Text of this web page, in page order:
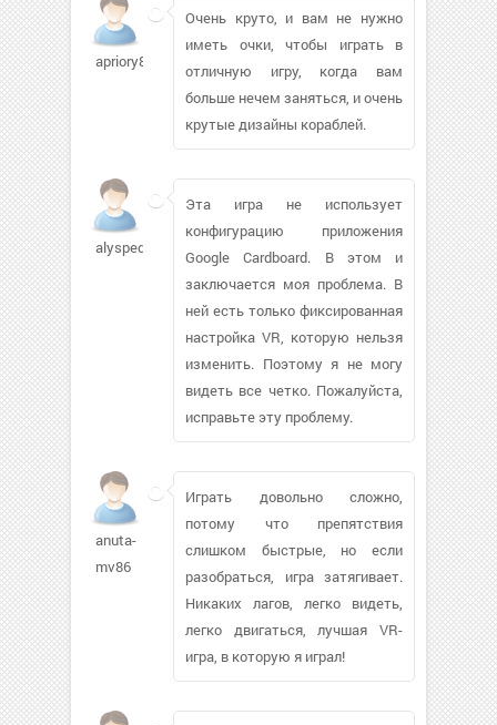
apriory81391
Очень круто, и вам не нужно
иметь очки, чтобы играть в
отличную игру, когда вам
больше нечем заняться, и очень
крутые дизайны кораблей.
alyspedt3981
Эта игра не использует
конфигурацию приложения
Google Cardboard. В этом и
заключается моя проблема. В
ней есть только фиксированная
настройка VR, которую нельзя
изменить. Поэтому я не могу
видеть все четко. Пожалуйста,
исправьте эту проблему.
anuta-
mv86
Играть довольно сложно,
потому что препятствия
слишком быстрые, но если
разобраться, игра затягивает.
Никаких лагов, легко видеть,
легко двигаться, лучшая VR-
игра, в которую я играл!